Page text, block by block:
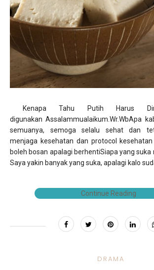
Kenapa Tahu Putih Harus
digunakan Assalammualaikum.Wr.WbApa
semuanya, semoga selalu sehat dan
menjaga kesehatan dan protocol
boleh bosan apalagi berhentiSiapa yang
Saya yakin banyak yang suka, apalagi kalo
Continue Reading
DRAMA